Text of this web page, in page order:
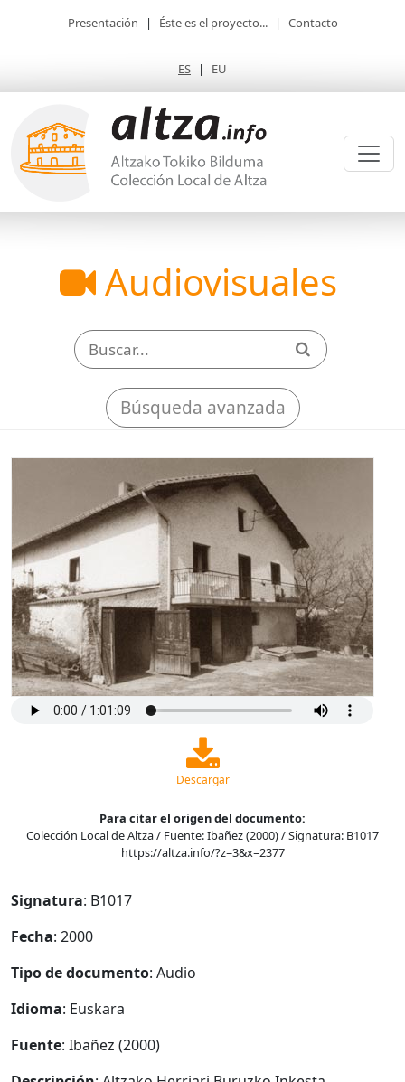
Presentación | Éste es el proyecto... | Contacto
ES | EU
Audiovisuales
Búsqueda avanzada
Descargar
Para citar el origen del documento:
Colección Local de Altza / Fuente: Ibañez (2000) / Signatura: B1017
https://altza.info/?z=3&x=2377
Signatura: B1017
Fecha: 2000
Tipo de documento: Audio
Idioma: Euskara
Fuente: Ibañez (2000)